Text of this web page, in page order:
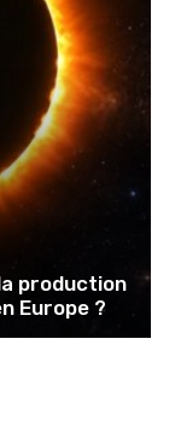
production
Europe ?